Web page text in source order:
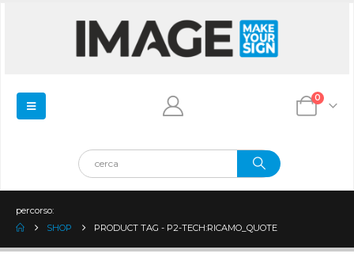
0
percorso:
SHOP
PRODUCT TAG - P2-TECH:RICAMO_QUOTE